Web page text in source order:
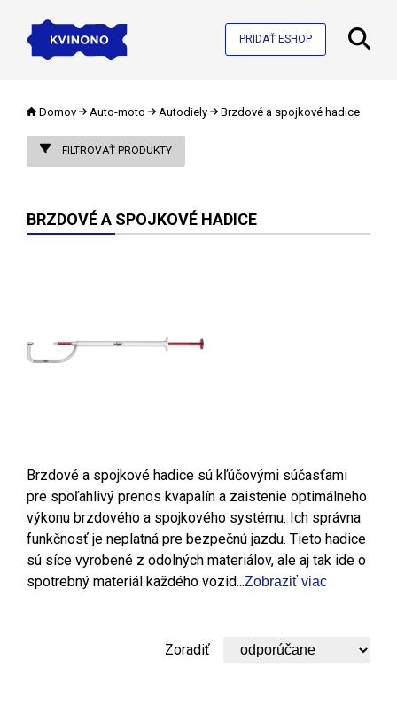
PRIDAŤ ESHOP
Domov Auto-moto Autodiely Brzdové a spojkové hadice
FILTROVAŤ PRODUKTY
BRZDOVÉ A SPOJKOVÉ HADICE
Brzdové a spojkové hadice sú kľúčovými súčasťami
pre spoľahlivý prenos kvapalín a zaistenie optimálneho
výkonu brzdového a spojkového systému. Ich správna
funkčnosť je neplatná pre bezpečnú jazdu. Tieto hadice
sú síce vyrobené z odolných materiálov, ale aj tak ide o
spotrebný materiál každého vozid...Zobraziť viac
Zoradiť